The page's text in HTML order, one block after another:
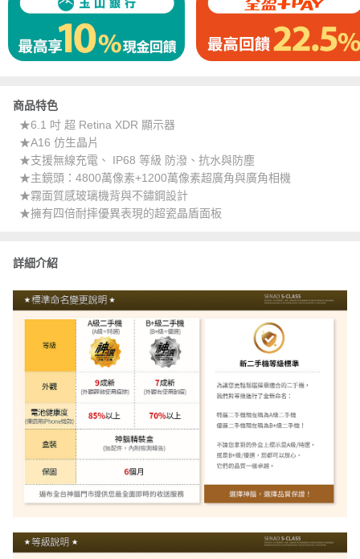
商品特色
★6.1 吋 超 Retina XDR 顯示器
★A16 仿生晶片
★支援無線充電、 IP68 等級 防潑、抗水與防塵
★主鏡頭：4800萬像素+1200萬像素超廣角與廣角相機
★霧面質感玻璃機背與不鏽鋼設計
★擁有四倍耐摔優異表現的超瓷晶盾面板
詳細介紹